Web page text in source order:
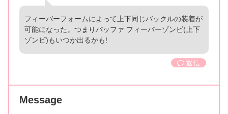
フィーバーフォームによって上下同じバックルの装着が
可能になった。つまりバッファ フィーバーゾンビ(上下
ゾンビ)もいつか出るかも!
返信
Message